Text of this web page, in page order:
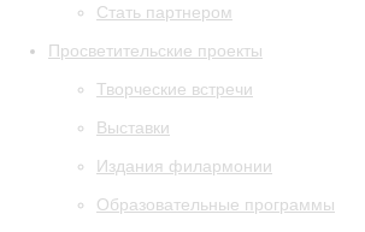
Стать партнером
Просветительские проекты
Творческие встречи
Выставки
Издания филармонии
Образовательные программы